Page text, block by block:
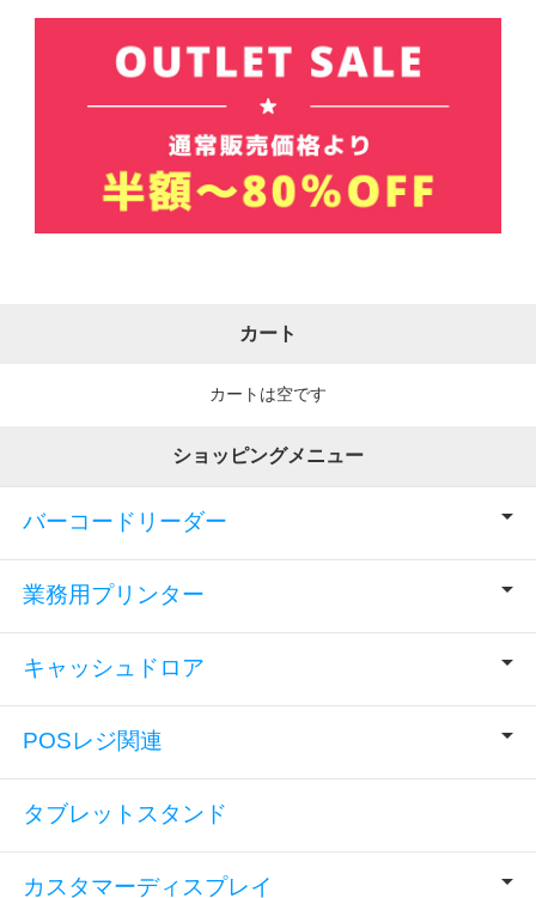
カート
カートは空です
ショッピングメニュー
バーコードリーダー
業務用プリンター
キャッシュドロア
POSレジ関連
タブレットスタンド
カスタマーディスプレイ